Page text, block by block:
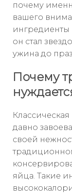
почему
вашего
ингредиенты
он стал
ужина до
Почему
давно
своей
яйца. Такие